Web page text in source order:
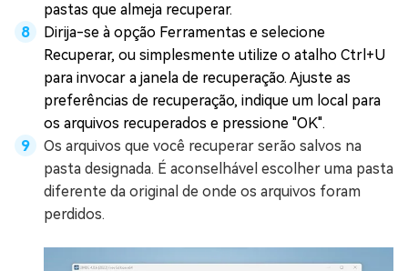
pastas que almeja recuperar.
Dirija-se à opção Ferramentas e selecione
Recuperar, ou simplesmente utilize o atalho Ctrl+U
para invocar a janela de recuperação. Ajuste as
preferências de recuperação, indique um local para
os arquivos recuperados e pressione "OK".
Os arquivos que você recuperar serão salvos na
pasta designada. É aconselhável escolher uma pasta
diferente da original de onde os arquivos foram
perdidos.